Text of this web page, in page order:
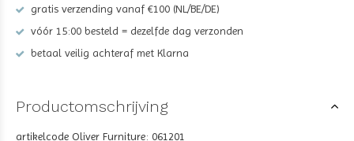
gratis verzending vanaf €100 (NL/BE/DE)
vóór 15:00 besteld = dezelfde dag verzonden
betaal veilig achteraf met Klarna
Productomschrijving
artikelcode Oliver Furniture: 061201